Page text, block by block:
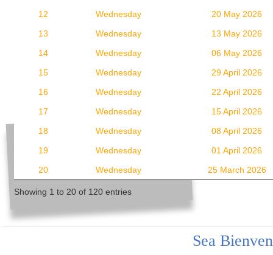
12
Wednesday
20 May 2026
13
Wednesday
13 May 2026
14
Wednesday
06 May 2026
15
Wednesday
29 April 2026
16
Wednesday
22 April 2026
17
Wednesday
15 April 2026
18
Wednesday
08 April 2026
19
Wednesday
01 April 2026
20
Wednesday 25 March 2026
Showing 1 to 20 of 120 entries
Sea